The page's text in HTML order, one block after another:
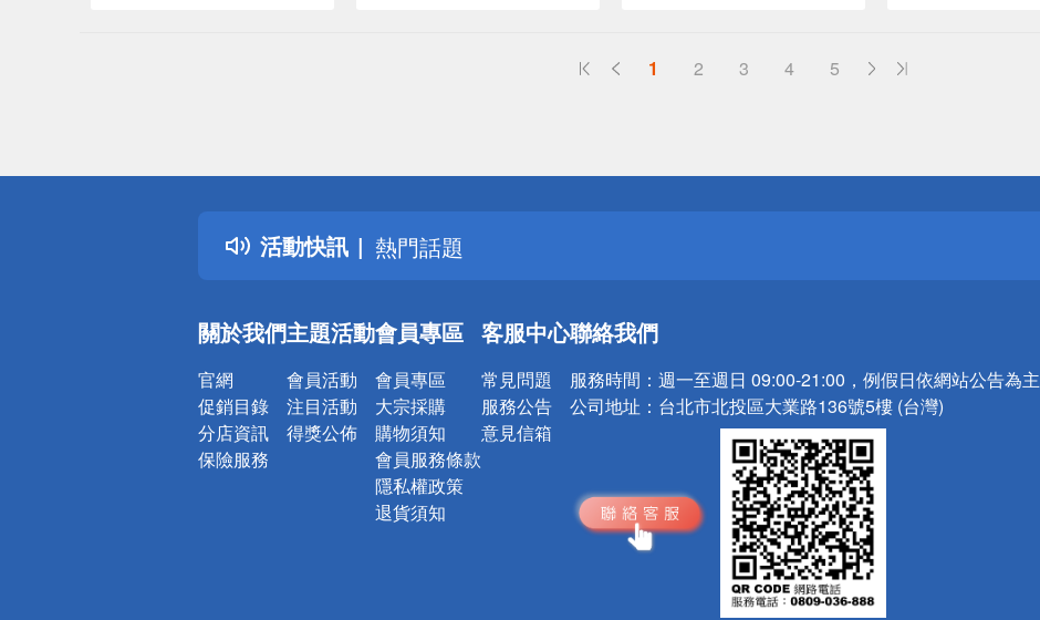
1 2 3 4 5
活動快訊
詐騙網頁！請小心！
得獎公告
熱門話題
銀行優惠
詐騙網頁！請小心！
關於我們
官網
促銷目錄
分店資訊
保險服務
主題活動
會員活動
注目活動
得獎公佈
會員專區
會員專區
大宗採購
購物須知
會員服務條款
隱私權政策
退貨須知
客服中心
常見問題
服務公告
意見信箱
聯絡我們
服務時間： 週一至週日 09:00-21:00，例假日依網站公告為主
公司地址： 台北市北投區大業路136號5樓 (台灣)